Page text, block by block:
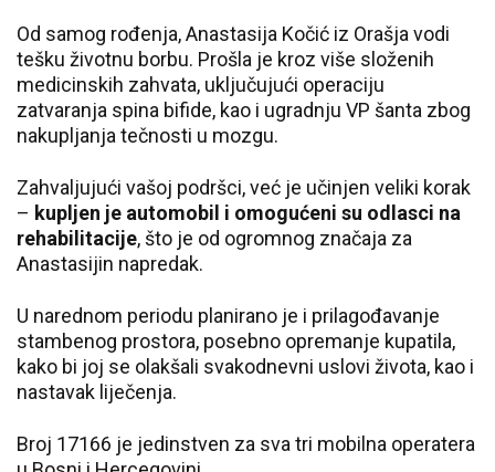
Od samog rođenja, Anastasija Kočić iz Orašja vodi
tešku životnu borbu. Prošla je kroz više složenih
medicinskih zahvata, uključujući operaciju
zatvaranja spina bifide, kao i ugradnju VP šanta zbog
nakupljanja tečnosti u mozgu.
Zahvaljujući vašoj podršci, već je učinjen veliki korak
– kupljen je automobil i omogućeni su odlasci na
rehabilitacije, što je od ogromnog značaja za
Anastasijin napredak.
U narednom periodu planirano je i prilagođavanje
stambenog prostora, posebno opremanje kupatila,
kako bi joj se olakšali svakodnevni uslovi života, kao i
nastavak liječenja.
Broj 17166 je jedinstven za sva tri mobilna operatera